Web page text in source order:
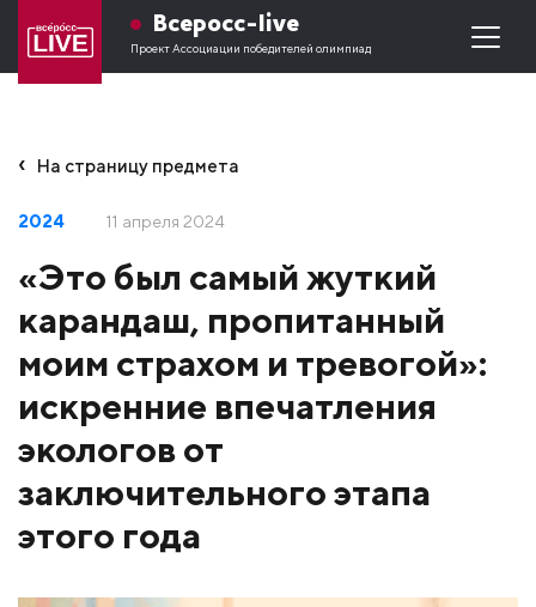
Всеросс-live
Проект Ассоциации победителей олимпиад
На страницу предмета
2024 11 апреля 2024
«Это был самый жуткий
карандаш, пропитанный
моим страхом и тревогой»:
искренние впечатления
экологов от
заключительного этапа
этого года